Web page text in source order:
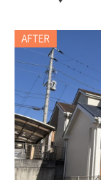
AFTER